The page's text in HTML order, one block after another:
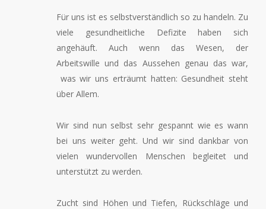
Für uns ist es selbstverständlich so zu handeln. Zu
viele gesundheitliche Defizite haben sich
angehäuft. Auch wenn das Wesen, der
Arbeitswille und das Aussehen genau das war,
was wir uns erträumt hatten: Gesundheit steht
über Allem.
Wir sind nun selbst sehr gespannt wie es wann
bei uns weiter geht. Und wir sind dankbar von
vielen wundervollen Menschen begleitet und
unterstützt zu werden.
Zucht sind Höhen und Tiefen, Rückschläge und